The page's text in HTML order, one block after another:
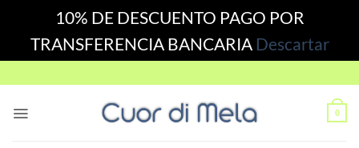
10% DE DESCUENTO PAGO POR
TRANSFERENCIA BANCARIA Descartar
to
0